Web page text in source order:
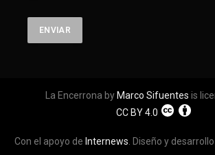
La Encerrona by Marco Sifuentes is
CC BY 4.0
Con el apoyo de Internews . Diseño y desarrollo